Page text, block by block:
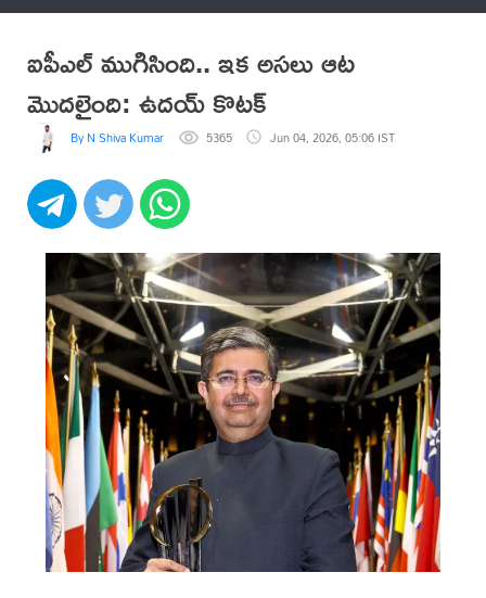
ఐపీఎల్ ముగిసింది.. ఇక అసలు ఆట
మొదలైంది: ఉదయ్ కొటక్
By N Shiva Kumar 5365 Jun 04, 2026, 05:06 IST